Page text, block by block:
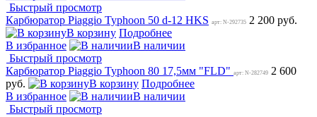
Быстрый просмотр
Карбюратор Piaggio Typhoon 50 d-12 HKS арт: N-292735 2 200 руб.
В корзину Подробнее
В избранное
В наличии
Быстрый просмотр
Карбюратор Piaggio Typhoon 80 17,5мм "FLD" арт: N-282749 2 600
руб.
В корзину Подробнее
В избранное
В наличии
Быстрый просмотр